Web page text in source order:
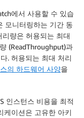
에서 사용할 수 있습
모니터링하는 기간 동
량은 허용되는 최대
(ReadThroughput)과
. 허용되는 최대 처리
의 하드웨어 사양을
인스턴스 비용을 최적
케이션은 고유한 아키